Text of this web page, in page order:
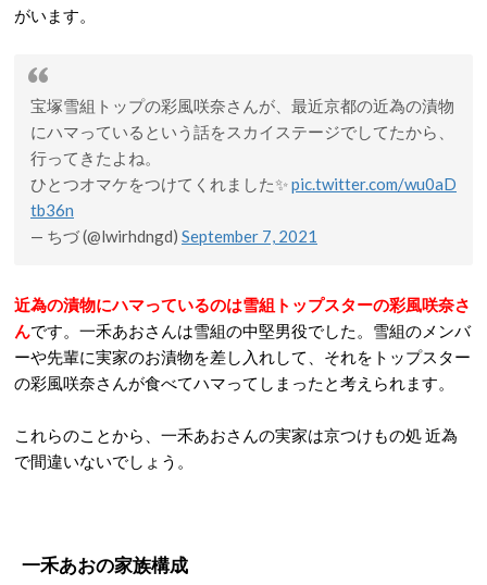
がいます。
宝塚雪組トップの彩風咲奈さんが、最近京都の近為の漬物
にハマっているという話をスカイステージでしてたから、
行ってきたよね。
ひとつオマケをつけてくれました✨pic.twitter.com/wu0aD
tb36n
— ちづ (@lwirhdngd) September 7, 2021
近為の漬物にハマっているのは雪組トップスターの彩風咲奈さ
んです。一禾あおさんは雪組の中堅男役でした。雪組のメンバ
ーや先輩に実家のお漬物を差し入れして、それをトップスター
の彩風咲奈さんが食べてハマってしまったと考えられます。
これらのことから、一禾あおさんの実家は京つけもの処 近為
で間違いないでしょう。
一禾あおの家族構成